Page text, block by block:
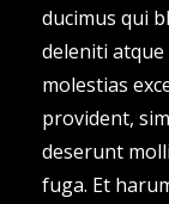
ducimus qui
deleniti
molestias
provident,
deserunt
fuga. Et